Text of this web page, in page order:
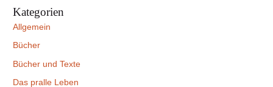
Kategorien
Allgemein
Bücher
Bücher und Texte
Das pralle Leben